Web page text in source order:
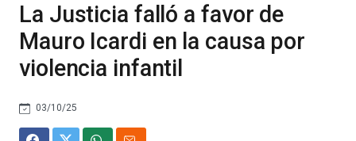
La Justicia falló a favor de
Mauro Icardi en la causa por
violencia infantil
03/10/25